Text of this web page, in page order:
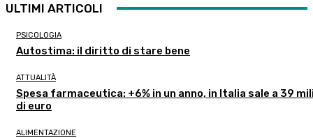
ULTIMI ARTICOLI
PSICOLOGIA
Autostima: il diritto di stare bene
ATTUALITÀ
Spesa farmaceutica: +6% in un anno, in Italia sale a 39
di euro
ALIMENTAZIONE